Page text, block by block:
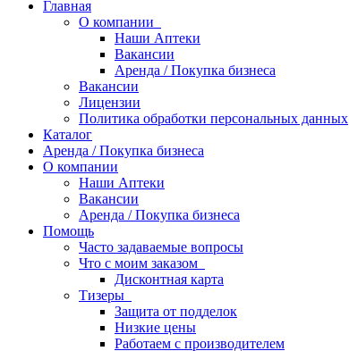
Главная
О компании
Наши Аптеки
Вакансии
Аренда / Покупка бизнеса
Вакансии
Лицензии
Политика обработки персональных данных
Каталог
Аренда / Покупка бизнеса
О компании
Наши Аптеки
Вакансии
Аренда / Покупка бизнеса
Помощь
Часто задаваемые вопросы
Что с моим заказом
Дисконтная карта
Тизеры
Защита от подделок
Низкие цены
Работаем с производителем